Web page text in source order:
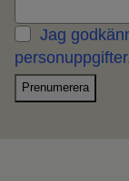
Jag
Prenumerera